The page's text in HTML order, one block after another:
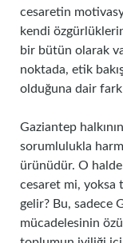
cesaretin
kendi
bir bütün olarak
noktada, etik
olduğuna dair
Gaziantep
sorumlulukla
ürünüdür. O
cesaret mi, yoksa
gelir? Bu, sadece
mücadelesinin